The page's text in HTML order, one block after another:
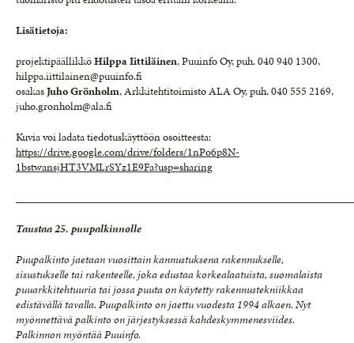
Lisätietoja:
projektipäällikköHilppa Iittiläinen, Puuinfo Oy, puh. 040 940 1300,
hilppa.iittilainen@puuinfo.fi
osakasJuho Grönholm, Arkkitehtitoimisto ALA Oy, puh. 040 555 2169,
juho.gronholm@ala.fi
Kuvia voi ladata tiedotuskäyttöön osoitteesta:
https://drive.google.com/drive/folders/1nPo6p8N-
1bstwansjHT3VMLrSYz1E9Fa?usp=sharing
Taustaa 25. puupalkinnolle
Puupalkinto jaetaan vuosittain kannustuksena rakennukselle,
sisustukselle tai rakenteelle, joka edustaa korkealaatuista, suomalaista
puuarkkitehtuuria tai jossa puuta on käytetty rakennustekniikkaa
edistävällä tavalla. Puupalkinto on jaettu vuodesta 1994 alkaen. Nyt
myönnettävä palkinto on järjestyksessä kahdeskymmenesviides.
Palkinnon myöntää Puuinfo.